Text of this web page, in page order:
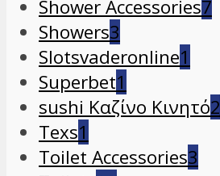
Shower Accessories7
Showers3
Slotsvaderonline1
Superbet1
sushi Καζίνο Κινητό2
Texs1
Toilet Accessories3